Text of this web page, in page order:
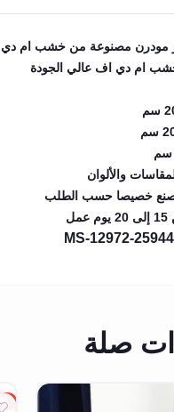
مصنوعة من خشب ام دي اف 200سم *200سم
ام دي اف عالي الجودة
والألوان
يصنع خصيصا حسب الطلب
MS-12972-25944
صلة